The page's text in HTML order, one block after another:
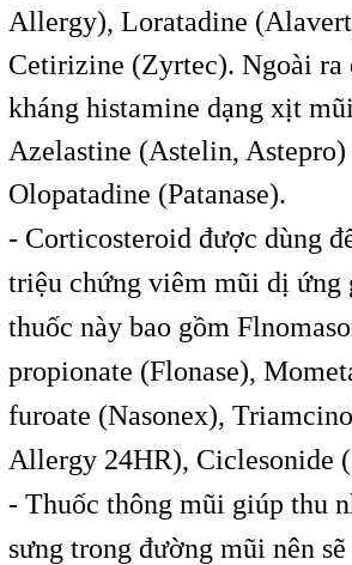
Allergy), Loratadine
Cetirizine (Zyrtec). Ngoài ra
kháng histamine dạng xịt
Azelastine (Astelin, Astepro)
Olopatadine (Patanase).
- Corticosteroid được dùng
triệu chứng viêm mũi dị ứng
thuốc này bao gồm
propionate (Flonase),
furoate (Nasonex),
Allergy 24HR), Ciclesonide
- Thuốc thông mũi giúp thu
sưng trong đường mũi nên